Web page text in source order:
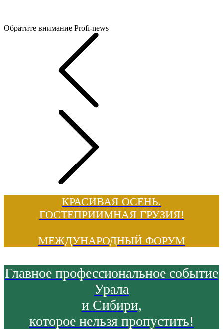
Обратите внимание Profi-news
КРАСИВАЯ ОСЕНЬ.
ГОСТЕПРИИМНАЯ ГРУЗИЯ!
МЕЖДУНАРОДНЫЙ ФОРУМ
Главное профессиональное событие
Урала
и Сибири,
которое нельзя пропустить!